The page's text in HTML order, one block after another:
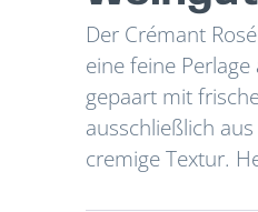
Der Crémant
eine feine
gepaart mit
ausschließlich
cremige Textur.